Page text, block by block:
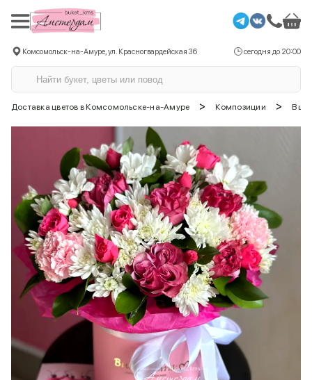
Комсомольск-на-Амуре, ул. Красногвардейская 36 сегодня до 20:00
Доставка цветов в Комсомольске-на-Амуре > Композиции > В